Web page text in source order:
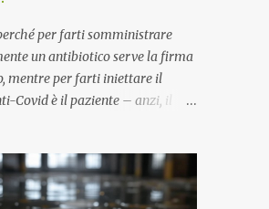
per farti somministrare
un antibiotico serve la firma
mentre per farti iniettare il
Covid è il paziente – anzi, il
semplice quanto devastante
dal dottor Andrea Stramezzi,